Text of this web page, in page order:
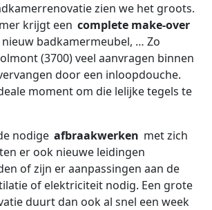
zien we het groots.
krijgt een complete make-over
nieuw badkamermeubel, … Zo
(3700) veel aanvragen binnen
door een inloopdouche.
moment om die lelijke tegels te
nodige afbraakwerken met zich
er ook nieuwe leidingen
of zijn er aanpassingen aan de
of elektriciteit nodig. Een grote
duurt dan ook al snel een week